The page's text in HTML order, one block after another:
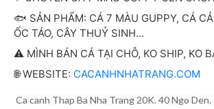
🐟 SẢN PHẨM: CÁ 7 MÀU GUPPY, CÁ
ỐC TÁO, CÂY THUỶ SINH...
⚠️ MÌNH BÁN CÁ TẠI CHỖ, KO SHIP, KO
🌐 WEBSITE: CACANHNHATRANG.COM
Ca canh Thap Ba Nha Trang 20K. 40 Ngo Den.